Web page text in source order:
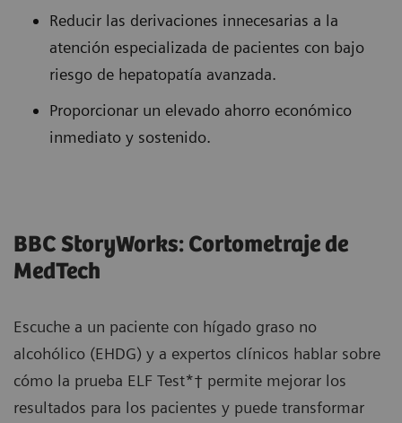
Reducir las derivaciones innecesarias a la
atención especializada de pacientes con bajo
riesgo de hepatopatía avanzada.
Proporcionar un elevado ahorro económico
inmediato y sostenido.
BBC StoryWorks: Cortometraje de
MedTech
Escuche a un paciente con hígado graso no
alcohólico (EHDG) y a expertos clínicos hablar sobre
cómo la prueba ELF Test*† permite mejorar los
resultados para los pacientes y puede transformar